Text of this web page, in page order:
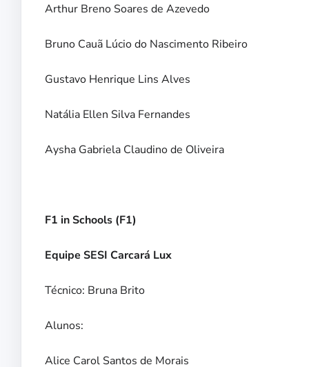
Arthur Breno Soares de Azevedo
Bruno Cauã Lúcio do Nascimento Ribeiro
Gustavo Henrique Lins Alves
Natália Ellen Silva Fernandes
Aysha Gabriela Claudino de Oliveira
F1 in Schools (F1)
Equipe SESI Carcará Lux
Técnico: Bruna Brito
Alunos:
Alice Carol Santos de Morais